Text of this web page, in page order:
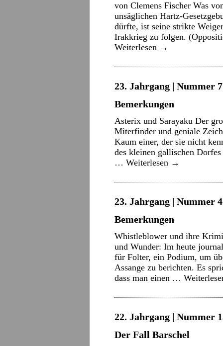
von Clemens Fischer Was
unsäglichen Hartz-
dürfte, ist seine strikte
Irakkrieg zu folgen.
Weiterlesen →
23. Jahrgang | Nummer
Bemerkungen
Asterix und Sarayaku Der
Miterfinder und geniale
Kaum einer, der sie nicht
des kleinen gallischen
… Weiterlesen →
23. Jahrgang | Nummer
Bemerkungen
Whistleblower und ihre
und Wunder: Im heute
für Folter, ein Podium, um
Assange zu berichten. Es
dass man einen …
22. Jahrgang | Nummer
Der Fall Barschel